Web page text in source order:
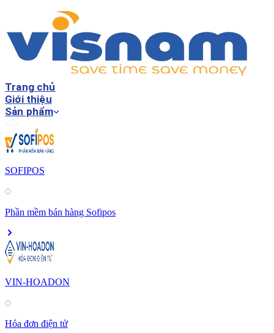
Trang chủ
Giới thiệu
Sản phẩm
SOFIPOS
Phần mềm bán hàng Sofipos
VIN-HOADON
Hóa đơn điện tử